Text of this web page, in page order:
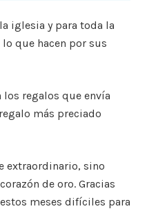
iglesia y para toda la
que hacen por sus
regalos que envía
más preciado
extraordinario, sino
de oro. Gracias
meses difíciles para